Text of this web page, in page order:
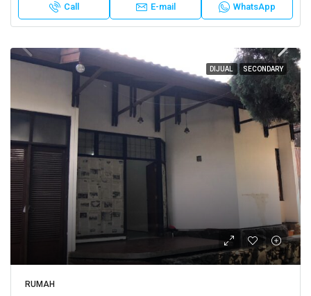
Call E-mail WhatsApp
DIJUAL SECONDARY
RUMAH